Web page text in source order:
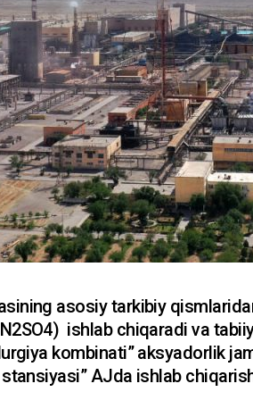
asosiy tarkibiy
ishlab chiqaradi va
kombinati” aksyadorlik
AJda ishlab